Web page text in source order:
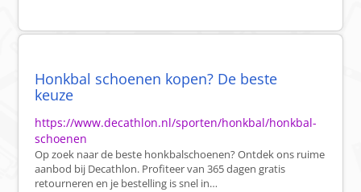
Honkbal schoenen kopen? De beste
keuze
https://www.decathlon.nl/sporten/honkbal/honkbal-
schoenen
Op zoek naar de beste honkbalschoenen? Ontdek ons ruime
aanbod bij Decathlon. Profiteer van 365 dagen gratis
retourneren en je bestelling is snel in…